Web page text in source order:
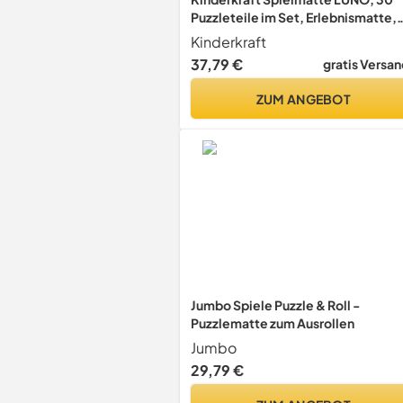
Puzzleteile im Set, Erlebnismatte,
Puzzlematte, Krabbelmatte, aus
Schaumstoff, für Kinder ab 10
Monate, Gelb
Kinderkraft
37,79 €
gratis
ZUM ANGEBOT
Jumbo Spiele Puzzle & Roll -
Puzzlematte zum Ausrollen
Jumbo
29,79 €